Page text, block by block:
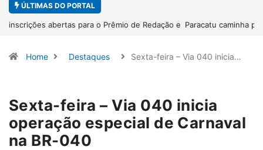
ÚLTIMAS DO PORTAL
Paracatu caminha pelos 20 anos da Lei Maria da Penha
Home Destaques Sexta-feira – Via 040 inicia…
Sexta-feira – Via 040 inicia
operação especial de Carnaval
na BR-040